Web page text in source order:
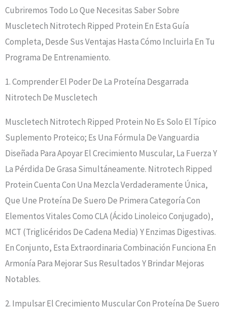
Cubriremos Todo Lo Que Necesitas Saber Sobre
Muscletech Nitrotech Ripped Protein En Esta Guía
Completa, Desde Sus Ventajas Hasta Cómo Incluirla En Tu
Programa De Entrenamiento.
1. Comprender El Poder De La Proteína Desgarrada
Nitrotech De Muscletech
Muscletech Nitrotech Ripped Protein No Es Solo El Típico
Suplemento Proteico; Es Una Fórmula De Vanguardia
Diseñada Para Apoyar El Crecimiento Muscular, La Fuerza Y ​​
La Pérdida De Grasa Simultáneamente. Nitrotech Ripped
Protein Cuenta Con Una Mezcla Verdaderamente Única,
Que Une Proteína De Suero De Primera Categoría Con
Elementos Vitales Como CLA (ácido Linoleico Conjugado),
MCT (triglicéridos De Cadena Media) Y Enzimas Digestivas.
En Conjunto, Esta Extraordinaria Combinación Funciona En
Armonía Para Mejorar Sus Resultados Y Brindar Mejoras
Notables.
2. Impulsar El Crecimiento Muscular Con Proteína De Suero